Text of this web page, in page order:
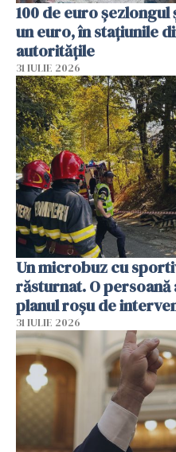
100 de euro
un euro, în stațiunile
autoritățile
31 IULIE 2026
Un microbuz cu
răsturnat. O
planul roșu de
31 IULIE 2026